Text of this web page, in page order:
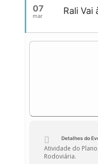
07
mar Rali Vai
Detalhes do
Atividade do
Rodoviária.